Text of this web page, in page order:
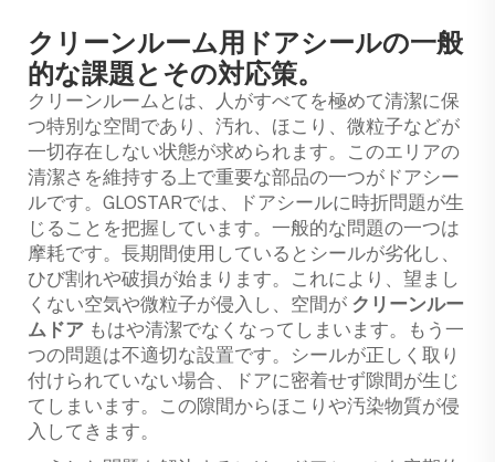
クリーンルーム用ドアシールの一般
的な課題とその対応策。
クリーンルームとは、人がすべてを極めて清潔に保
つ特別な空間であり、汚れ、ほこり、微粒子などが
一切存在しない状態が求められます。このエリアの
清潔さを維持する上で重要な部品の一つがドアシー
ルです。GLOSTARでは、ドアシールに時折問題が生
じることを把握しています。一般的な問題の一つは
摩耗です。長期間使用しているとシールが劣化し、
ひび割れや破損が始まります。これにより、望まし
くない空気や微粒子が侵入し、空間が クリーンルー
ムドア もはや清潔でなくなってしまいます。もう一
つの問題は不適切な設置です。シールが正しく取り
付けられていない場合、ドアに密着せず隙間が生じ
てしまいます。この隙間からほこりや汚染物質が侵
入してきます。